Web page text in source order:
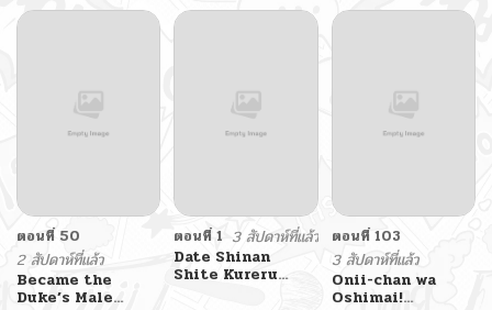
Sareta Hanashi
ตอนที่ 50
2 สัปดาห์ที่แล้ว
Became the
Duke’s Male
ตอนที่ 1 3 สัปดาห์ที่แล้ว
Date Shinan
Shite Kureru
ตอนที่ 103
3 สัปดาห์ที่แล้ว
Onii-chan wa
Oshimai!